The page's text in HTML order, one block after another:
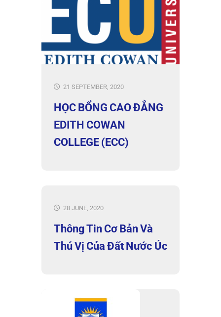
21 SEPTEMBER, 2020
HỌC BỔNG CAO ĐẲNG
EDITH COWAN
COLLEGE (ECC)
28 JUNE, 2020
Thông Tin Cơ Bản Và
Thú Vị Của Đất Nước Úc